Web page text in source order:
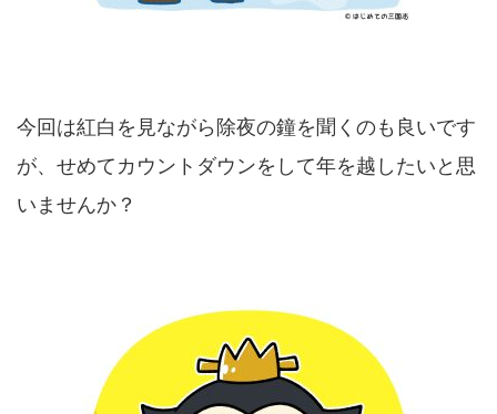
今回は紅白を見ながら除夜の鐘を聞くのも良いです
が、せめてカウントダウンをして年を越したいと思
いませんか？